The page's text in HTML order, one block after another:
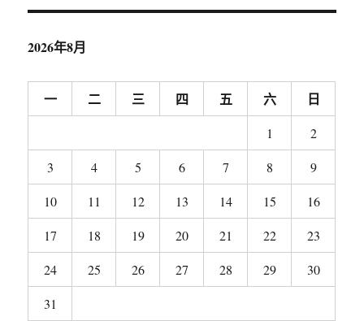
2026年8月
一 二 三 四 五 六 日
1
2
3
4 5 6 7 8
9
10
11 12 13 14 15
16
17
18 19 20 21 22
23
24
25 26 27 28 29
30
31